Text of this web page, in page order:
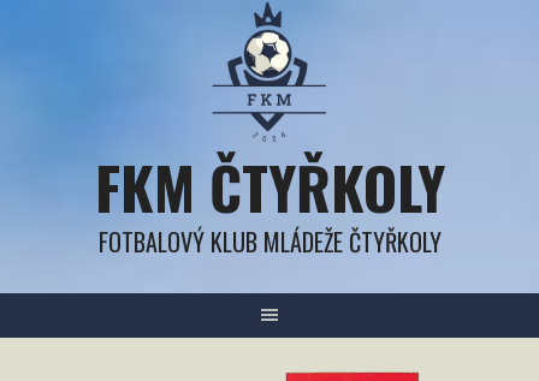
FKM ČTYŘKOLY
FOTBALOVÝ KLUB MLÁDEŽE ČTYŘKOLY